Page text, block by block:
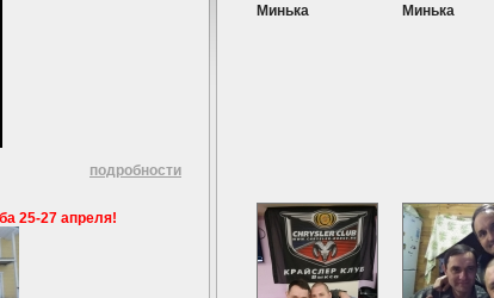
подробности
25-27 апреля!
Минька Минька